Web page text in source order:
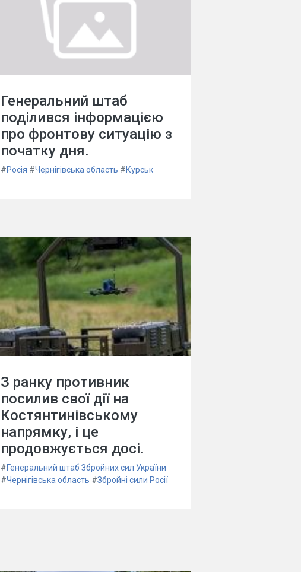
Генеральний штаб
поділився інформацією
про фронтову ситуацію з
початку дня.
#Росія #Чернігівська область #Курськ
З ранку противник
посилив свої дії на
Костянтинівському
напрямку, і це
продовжується досі.
#Генеральний штаб Збройних сил України
#Чернігівська область #Збройні сили Росії